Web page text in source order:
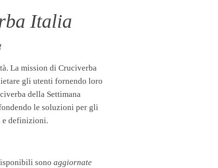
Italia
La mission di Cruciverba
gli utenti fornendo loro
della Settimana
le soluzioni per gli
e definizioni.
sono aggiornate